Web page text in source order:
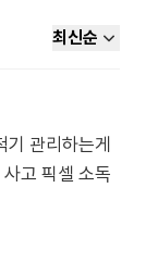
최신순
관리하는게
고 픽셀 소독